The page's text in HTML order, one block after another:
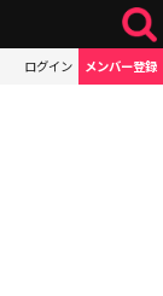
ログイン メンバー登録